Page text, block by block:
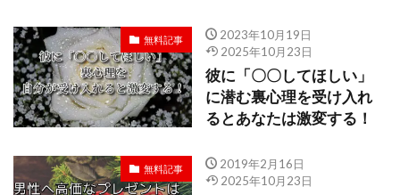
無料記事
2023年10月19日
2025年10月23日
彼に「〇〇してほしい」
に潜む裏心理を受け入れ
るとあなたは激変する！
無料記事
2019年2月16日
2025年10月23日